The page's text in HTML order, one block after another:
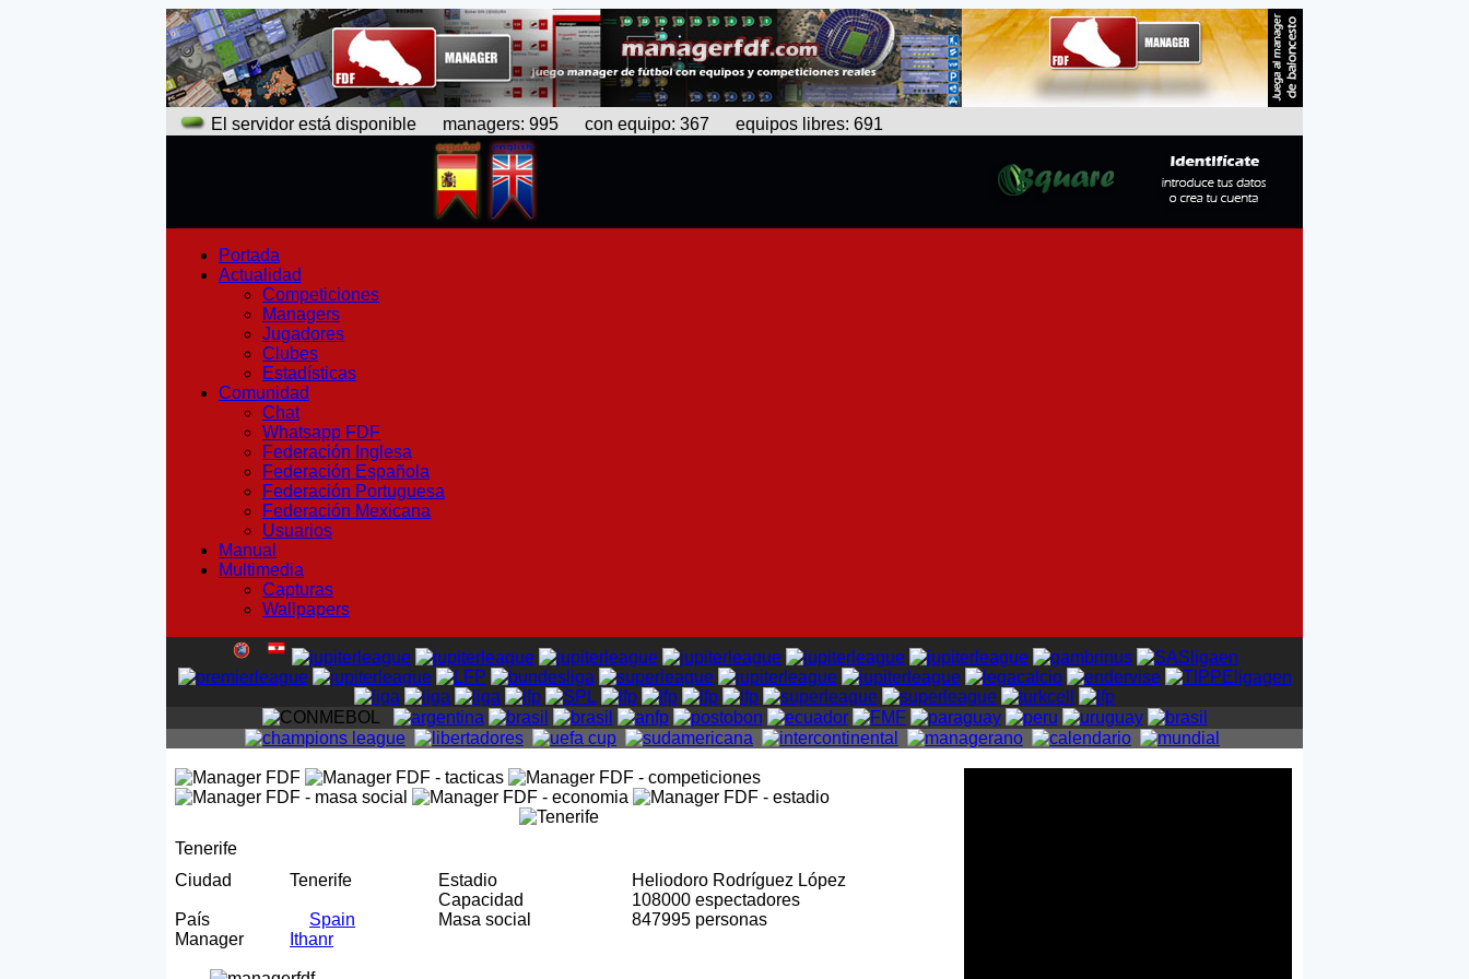
El servidor está disponible managers: 995 con equipo: 367 equipos libres: 691
Portada
Actualidad
Competiciones
Managers
Jugadores
Clubes
Estadísticas
Comunidad
Chat
Whatsapp FDF
Federación Inglesa
Federación Española
Federación Portuguesa
Federación Mexicana
Usuarios
Manual
Multimedia
Capturas
Wallpapers
Tenerife
Ciudad
Tenerife Estadio
Heliodoro Rodríguez López
Capacidad
108000 espectadores
País
Spain Masa social
847995 personas
Manager
Ithanr